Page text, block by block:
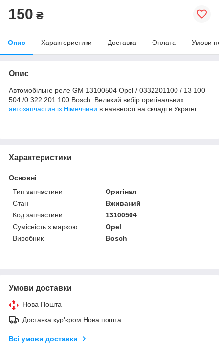
150 ₴
Опис Характеристики Доставка Оплата Умови
Опис
Автомобільне реле GM 13100504 Opel / 0332201100 / 13 100
504 /0 322 201 100 Bosch. Великий вибір оригінальних
автозапчастин із Німеччини в наявності на складі в Україні.
Характеристики
Основні
Тип запчастини
Оригінал
Стан
Вживаний
Код запчастини
13100504
Сумісність з маркою
Opel
Виробник
Bosch
Умови доставки
Нова Пошта
Доставка кур'єром Нова пошта
Всі умови доставки